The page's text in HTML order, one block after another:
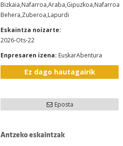
Bizkaia,Nafarroa,Araba,Gipuzkoa,Nafarroa
Behera,Zuberoa,Lapurdi
Eskaintza noizarte:
2026-Ots-22
Enpresaren izena: EuskarAbentura
Ez dago hautagairik
Eposta
Antzeko eskaintzak